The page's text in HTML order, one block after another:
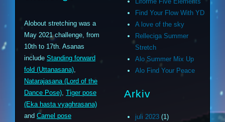
Alobout stretching was a
May 2021 challenge, from
10th to 17th. Asanas
include Standing forward
fold (Uttanasana),
Natarajasana (Lord of the
Dance Pose), Tiger pose
(Eka hasta vyaghrasana)
and Camel pose
Find Your Flow With YD
A love of the sky
Relleciga Summer
Stretch
Alo Summer Mix Up
Alo Find Your Peace
Arkiv
juli 2023 (1)